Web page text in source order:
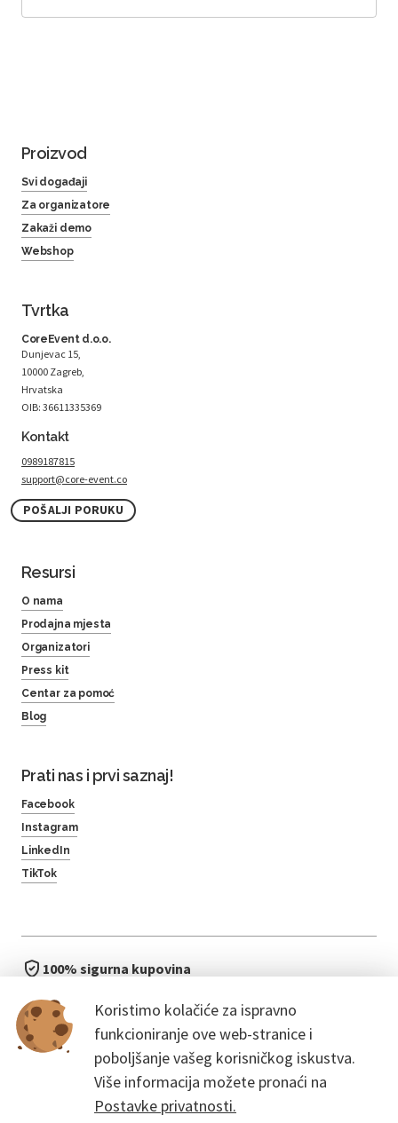
Koristimo kolačiće za ispravno
funkcioniranje ove web-stranice i
poboljšanje vašeg korisničkog iskustva.
Više informacija možete pronaći na
Postavke privatnosti.
Proizvod
Svi događaji
Za organizatore
Zakaži demo
Webshop
Tvrtka
CoreEvent d.o.o.
Dunjevac 15,
10000 Zagreb,
Hrvatska
OIB: 36611335369
Kontakt
0989187815
support@core-event.co
POŠALJI PORUKU
Resursi
O nama
Prodajna mjesta
Organizatori
Press kit
Centar za pomoć
Blog
Prati nas i prvi saznaj!
Facebook
Instagram
LinkedIn
TikTok
100% sigurna kupovina
bez čekanja u redu